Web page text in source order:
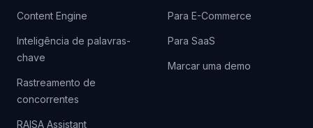
Content Engine
Inteligência de palavras-
chave
Rastreamento de
concorrentes
RAISA Assistant
Para E-Commerce
Para SaaS
Marcar uma demo